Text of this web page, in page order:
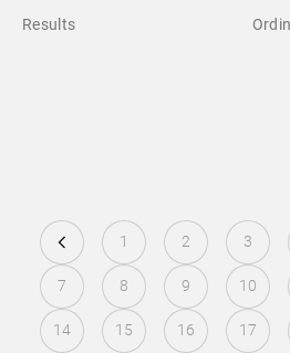
Results
1 2 3
7 8 9 10
14 15 16 17